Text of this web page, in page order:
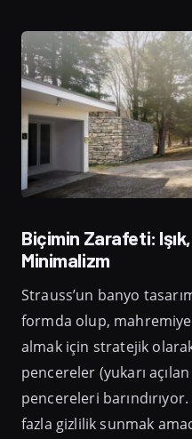
Biçimin Zarafeti:
Minimalizm
Strauss’un banyo
formda olup,
almak için stratejik
pencereler (yukarı
pencereleri
fazla gizlilik sunmak